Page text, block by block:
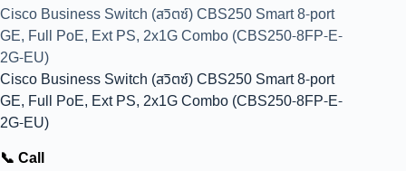
Cisco Business Switch (สวิตซ์) CBS250 Smart 8-port
GE, Full PoE, Ext PS, 2x1G Combo (CBS250-8FP-E-
2G-EU)
Cisco Business Switch (สวิตซ์) CBS250 Smart 8-port
GE, Full PoE, Ext PS, 2x1G Combo (CBS250-8FP-E-
2G-EU)
📞 Call